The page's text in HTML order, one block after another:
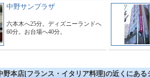
中野サンプラザ
六本木へ25分。ディズニーランドへ
60分。お台場へ40分。
野本店[フランス・イタリア料理]の近くにある